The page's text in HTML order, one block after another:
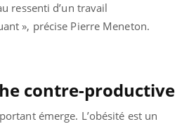
ressenti d’un travail
», précise Pierre Meneton.
contre-productive
émerge. L’obésité est un